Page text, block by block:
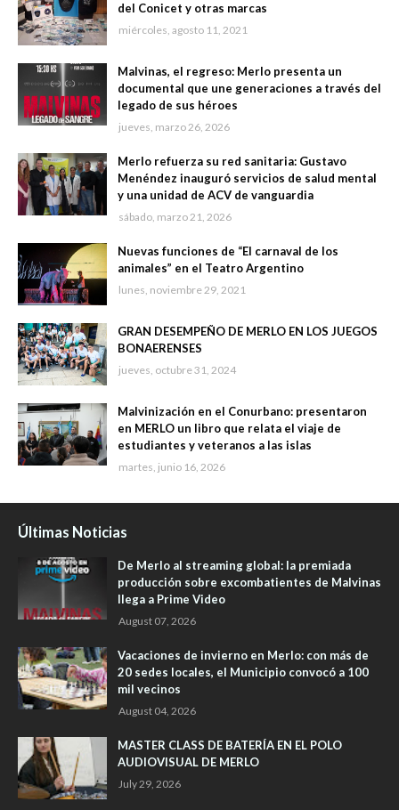
del Conicet y otras marcas
miércoles, agosto 11, 2021
Malvinas, el regreso: Merlo presenta un
documental que une generaciones a través del
legado de sus héroes
jueves, marzo 26, 2026
Merlo refuerza su red sanitaria: Gustavo
Menéndez inauguró servicios de salud mental
y una unidad de ACV de vanguardia
sábado, marzo 21, 2026
Nuevas funciones de “El carnaval de los
animales” en el Teatro Argentino
lunes, noviembre 29, 2021
GRAN DESEMPEÑO DE MERLO EN LOS JUEGOS
BONAERENSES
jueves, octubre 31, 2024
Malvinización en el Conurbano: presentaron
en MERLO un libro que relata el viaje de
estudiantes y veteranos a las islas
martes, junio 16, 2026
Últimas Noticias
De Merlo al streaming global: la premiada
producción sobre excombatientes de Malvinas
llega a Prime Video
August 07, 2026
Vacaciones de invierno en Merlo: con más de
20 sedes locales, el Municipio convocó a 100
mil vecinos
August 04, 2026
MASTER CLASS DE BATERÍA EN EL POLO
AUDIOVISUAL DE MERLO
July 29, 2026